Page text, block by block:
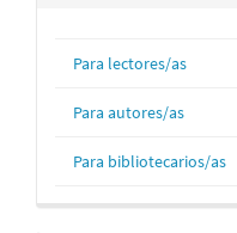
Para lectores/as
Para autores/as
Para bibliotecarios/as